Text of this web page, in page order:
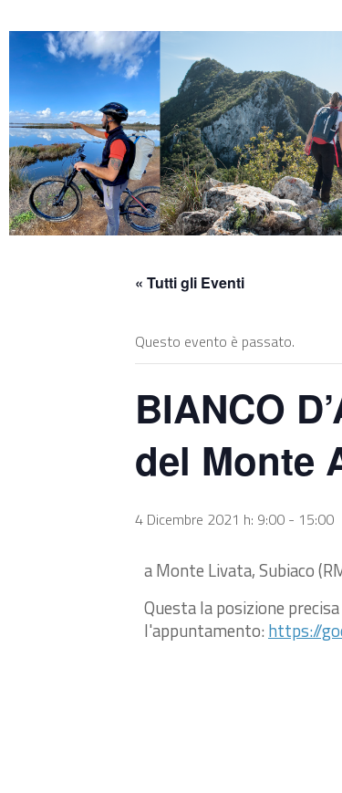
to
content
« Tutti gli Eventi
Questo evento è passato.
BIANCO
del Monte
4 Dicembre 2021 h: 9:00 - 15:00
a Monte Livata, Subiaco
Questa la posizione
l'appuntamento: https://